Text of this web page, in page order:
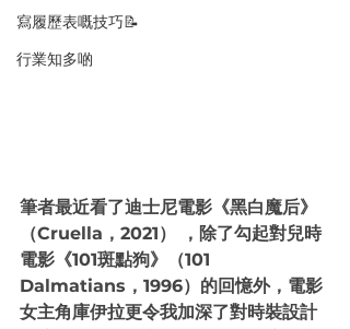
寫履歷表嘅技巧📝
行業知多啲
筆者最近看了迪士尼電影《黑白魔后》
（Cruella，2021） ，除了勾起對兒時
電影《101斑點狗》（101
Dalmatians，1996）的回憶外，電影
女主角庫伊拉更令我加深了對時裝設計